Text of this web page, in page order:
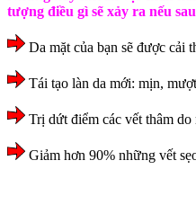
tượng điều gì sẽ xảy ra nếu
Da mặt của bạn sẽ được cải
Tái tạo làn da mới: mịn,
Trị dứt điểm các vết thâm
Giảm hơn 90% những vết